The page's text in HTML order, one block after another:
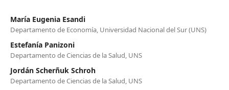
María Eugenia Esandi
Departamento de Economía, Universidad Nacional del Sur (UNS)
Estefanía Panizoni
Departamento de Ciencias de la Salud, UNS
Jordán Scherñuk Schroh
Departamento de Ciencias de la Salud, UNS